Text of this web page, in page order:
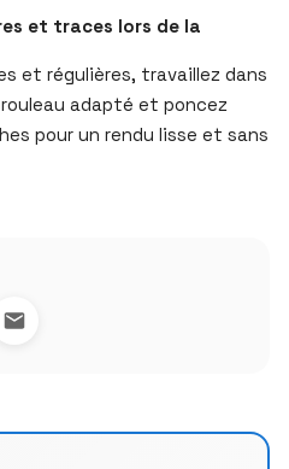
et traces lors de la
et régulières, travaillez dans
adapté et poncez
pour un rendu lisse et sans